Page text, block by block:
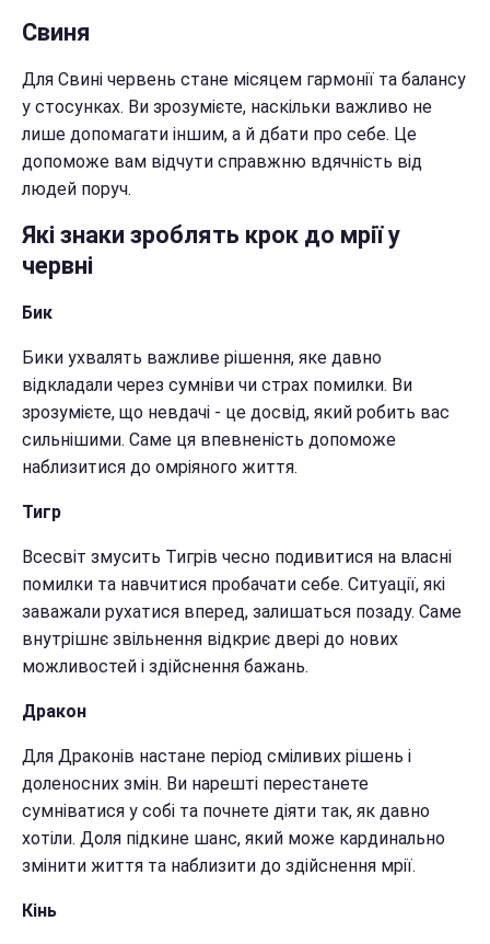
Свиня
Для Свині червень стане місяцем гармонії та балансу
у стосунках. Ви зрозумієте, наскільки важливо не
лише допомагати іншим, а й дбати про себе. Це
допоможе вам відчути справжню вдячність від
людей поруч.
Які знаки зроблять крок до мрії у
червні
Бик
Бики ухвалять важливе рішення, яке давно
відкладали через сумніви чи страх помилки. Ви
зрозумієте, що невдачі - це досвід, який робить вас
сильнішими. Саме ця впевненість допоможе
наблизитися до омріяного життя.
Тигр
Всесвіт змусить Тигрів чесно подивитися на власні
помилки та навчитися пробачати себе. Ситуації, які
заважали рухатися вперед, залишаться позаду. Саме
внутрішнє звільнення відкриє двері до нових
можливостей і здійснення бажань.
Дракон
Для Драконів настане період сміливих рішень і
доленосних змін. Ви нарешті перестанете
сумніватися у собі та почнете діяти так, як давно
хотіли. Доля підкине шанс, який може кардинально
змінити життя та наблизити до здійснення мрії.
Кінь